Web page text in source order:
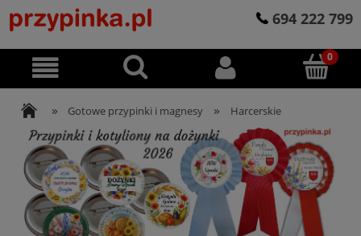
694 222 799
» Gotowe przypinki i magnesy » Harcerskie